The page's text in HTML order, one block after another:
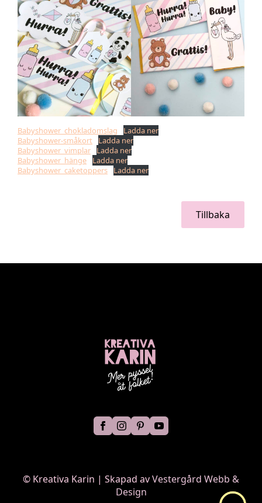
Babyshower_chokladomslag
Ladda ner
Babyshower-småkort
Ladda ner
Babyshower_vimplar
Ladda ner
Babyshower_hänge
Ladda ner
Babyshower_caketoppers
Ladda ner
Tillbaka
© Kreativa Karin | Skapad avVestergård Webb &
Design